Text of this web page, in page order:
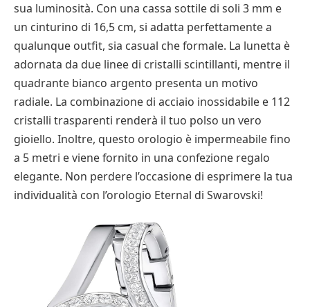
sua luminosità. Con una cassa sottile di soli 3 mm e
un cinturino di 16,5 cm, si adatta perfettamente a
qualunque outfit, sia casual che formale. La lunetta è
adornata da due linee di cristalli scintillanti, mentre il
quadrante bianco argento presenta un motivo
radiale. La combinazione di acciaio inossidabile e 112
cristalli trasparenti renderà il tuo polso un vero
gioiello. Inoltre, questo orologio è impermeabile fino
a 5 metri e viene fornito in una confezione regalo
elegante. Non perdere l’occasione di esprimere la tua
individualità con l’orologio Eternal di Swarovski!